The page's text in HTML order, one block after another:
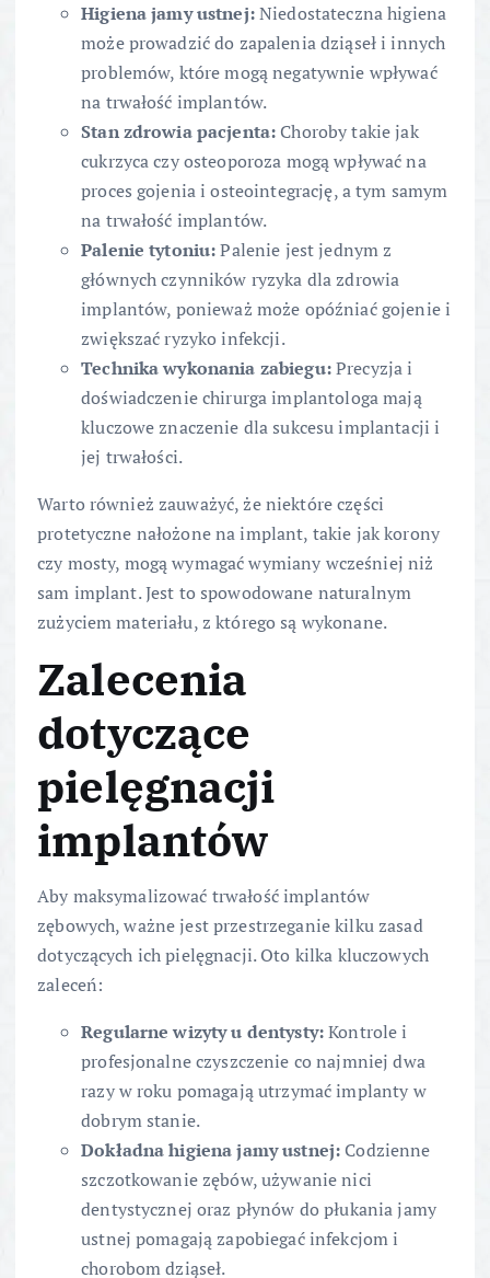
Higiena jamy ustnej:Niedostateczna higiena
może prowadzić do zapalenia dziąseł i innych
problemów, które mogą negatywnie wpływać
na trwałość implantów.
Stan zdrowia pacjenta: Choroby takie jak
cukrzyca czy osteoporoza mogą wpływać na
proces gojenia i osteointegrację, a tym samym
na trwałość implantów.
Palenie tytoniu:Palenie jest jednym z
głównych czynników ryzyka dla zdrowia
implantów, ponieważ może opóźniać gojenie i
zwiększać ryzyko infekcji.
Technika wykonania zabiegu:Precyzja i
doświadczenie chirurga implantologa mają
kluczowe znaczenie dla sukcesu implantacji i
jej trwałości.
Warto również zauważyć, że niektóre części
protetyczne nałożone na implant, takie jak korony
czy mosty, mogą wymagać wymiany wcześniej niż
sam implant. Jest to spowodowane naturalnym
zużyciem materiału, z którego są wykonane.
Zalecenia
dotyczące
pielęgnacji
implantów
Aby maksymalizować trwałość implantów
zębowych, ważne jest przestrzeganie kilku zasad
dotyczących ich pielęgnacji. Oto kilka kluczowych
zaleceń:
Regularne wizyty u dentysty:Kontrole i
profesjonalne czyszczenie co najmniej dwa
razy w roku pomagają utrzymać implanty w
dobrym stanie.
Dokładna higiena jamy ustnej: Codzienne
szczotkowanie zębów, używanie nici
dentystycznej oraz płynów do płukania jamy
ustnej pomagają zapobiegać infekcjom i
chorobom dziąseł.